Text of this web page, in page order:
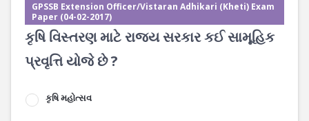
GPSSB Extension Officer/Vistaran Adhikari (Kheti) Exam
Paper (04-02-2017)
કૃષિ વિસ્તરણ માટે રાજ્ય સરકાર કઈ સામૂહિક
પ્રવૃત્તિ યોજે છે ?
કૃષિ મહોત્સવ